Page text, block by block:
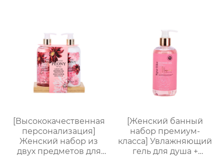
дезодорант) Прямые
поставки с завода.
Возможность
индивидуального
заказа.
[Высококачественная
персонализация]
Женский набор из
двух предметов для
[Женский банный
набор премиум-
класса] Увлажняющий
гель для душа +